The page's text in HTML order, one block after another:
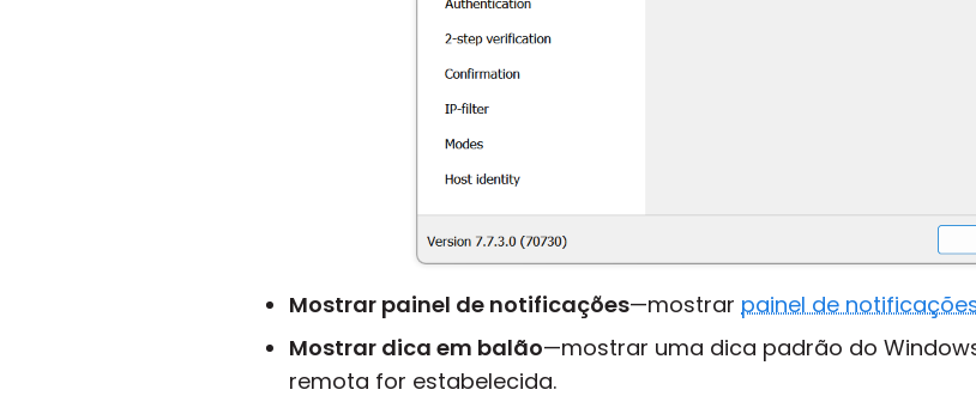
Mostrar painel de notificações—mostrar painel de
Mostrar dica em balão—mostrar uma dica padrão do
remota for estabelecida.